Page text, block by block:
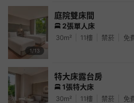
1/13
庭院雙床間
2張單人床
30m² 11樓 禁菸 免
特大床露台房
1張特大床
30m² 11樓 禁菸 免